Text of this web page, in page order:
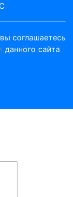
соглашаетесь
данного сайта